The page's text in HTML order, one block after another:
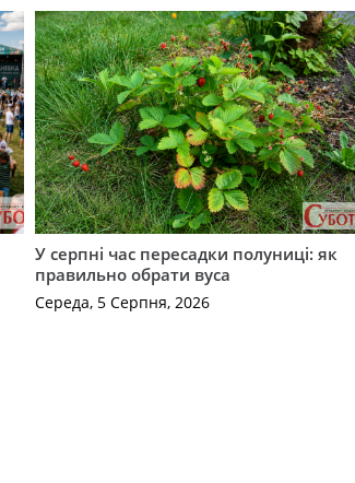
У серпні час пересадки полуниці: як
правильно обрати вуса
Середа, 5 Серпня, 2026